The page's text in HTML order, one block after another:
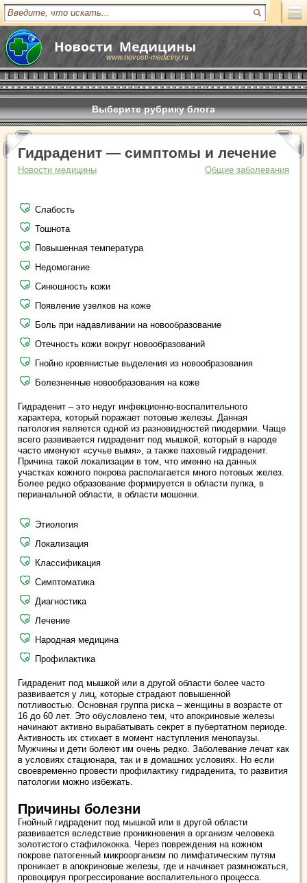
www.novosti-mediciny.ru
Выберите рубрику блога
Гидраденит — симптомы и лечение
Новости медицины Общие заболевания
Слабость
Тошнота
Повышенная температура
Недомогание
Синюшность кожи
Появление узелков на коже
Боль при надавливании на новообразование
Отечность кожи вокруг новообразований
Гнойно кровянистые выделения из новообразования
Болезненные новообразования на коже
Гидраденит – это недуг инфекционно-воспалительного
характера, который поражает потовые железы. Данная
патология является одной из разновидностей пиодермии. Чаще
всего развивается гидраденит под мышкой, который в народе
часто именуют «сучье вымя», а также паховый гидраденит.
Причина такой локализации в том, что именно на данных
участках кожного покрова располагается много потовых желез.
Более редко образование формируется в области пупка, в
перианальной области, в области мошонки.
Этиология
Локализация
Классификация
Симптоматика
Диагностика
Лечение
Народная медицина
Профилактика
Гидраденит под мышкой или в другой области более часто
развивается у лиц, которые страдают повышенной
потливостью. Основная группа риска – женщины в возрасте от
16 до 60 лет. Это обусловлено тем, что апокриновые железы
начинают активно вырабатывать секрет в пубертатном периоде.
Активность их стихает в момент наступления менопаузы.
Мужчины и дети болеют им очень редко. Заболевание лечат как
в условиях стационара, так и в домашних условиях. Но если
своевременно провести профилактику гидраденита, то развития
патологии можно избежать.
Причины болезни
Гнойный гидраденит под мышкой или в другой области
развивается вследствие проникновения в организм человека
золотистого стафилококка. Через повреждения на кожном
покрове патогенный микроорганизм по лимфатическим путям
проникает в апокриновые железы, где и начинает размножаться,
провоцируя прогрессирование воспалительного процесса.